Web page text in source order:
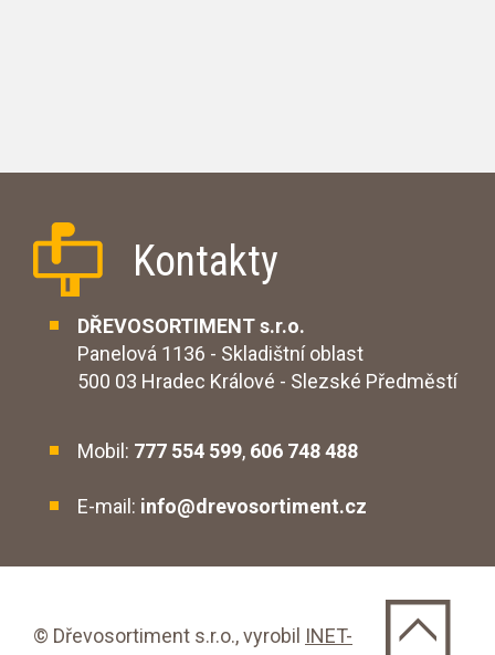
Kontakty
DŘEVOSORTIMENT s.r.o.
Panelová 1136 - Skladištní oblast
500 03 Hradec Králové - Slezské Předměstí
Mobil: 777 554 599, 606 748 488
E-mail: info@drevosortiment.cz
© Dřevosortiment s.r.o.,vyrobil INET-